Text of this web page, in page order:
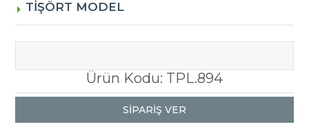
TİŞÖRT MODEL
Ürün Kodu: TPL.894
SİPARİŞ VER